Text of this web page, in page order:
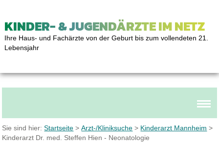
KINDER- & JUGENDÄRZTE IM NETZ
Ihre Haus- und Fachärzte von der Geburt bis zum vollendeten 21.
Lebensjahr
Sie sind hier:Startseite >Arzt-/Kliniksuche > Kinderarzt Mannheim >
Kinderarzt Dr. med. Steffen Hien - Neonatologie